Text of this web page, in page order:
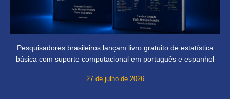
Pesquisadores brasileiros lançam livro gratuito de estatística
básica com suporte computacional em português e espanhol
27 de julho de 2026